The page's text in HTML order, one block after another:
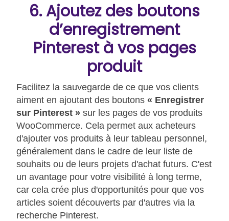
6. Ajoutez des boutons
d’enregistrement
Pinterest à vos pages
produit
Facilitez la sauvegarde de ce que vos clients
aiment en ajoutant des boutons « Enregistrer
sur Pinterest » sur les pages de vos produits
WooCommerce. Cela permet aux acheteurs
d'ajouter vos produits à leur tableau personnel,
généralement dans le cadre de leur liste de
souhaits ou de leurs projets d'achat futurs. C'est
un avantage pour votre visibilité à long terme,
car cela crée plus d'opportunités pour que vos
articles soient découverts par d'autres via la
recherche Pinterest.